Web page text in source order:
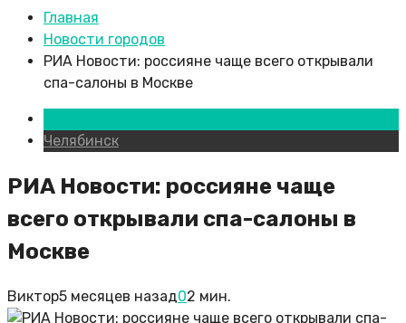
Главная
Новости городов
РИА Новости: россияне чаще всего открывали
спа-салоны в Москве
Челябинск
РИА Новости: россияне чаще
всего открывали спа-салоны в
Москве
Виктор5 месяцев назад02 мин.